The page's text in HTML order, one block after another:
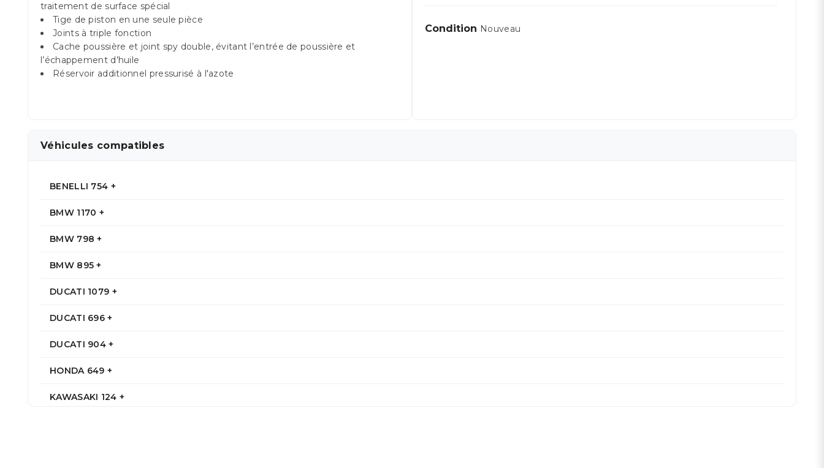
traitement de surface spécial
Tige de piston en une seule pièce
Joints à triple fonction
Cache poussière et joint spy double, évitant l’entrée de poussière et
l’échappement d’huile
Réservoir additionnel pressurisé à l'azote
Condition Nouveau
Véhicules compatibles
BENELLI 754 +
BMW 1170 +
BMW 798 +
BMW 895 +
DUCATI 1079 +
DUCATI 696 +
DUCATI 904 +
HONDA 649 +
KAWASAKI 124 +